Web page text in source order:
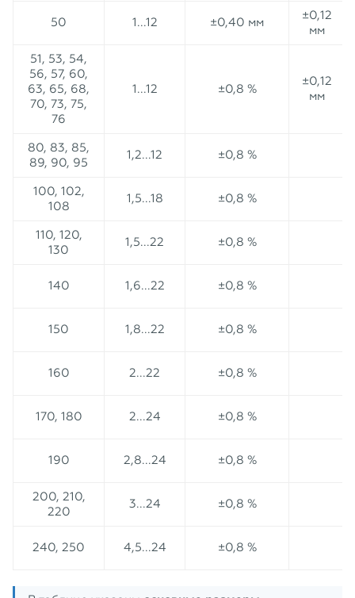
50 1...12 ±0,40 мм
±0,12
мм
51, 53, 54,
56, 57, 60,
63, 65, 68,
70, 73, 75,
76
1...12 ±0,8 %
±0,12
мм
80, 83, 85,
89, 90, 95
1,2...12 ±0,8 %
100, 102,
108
1,5...18 ±0,8 %
110, 120,
130
1,5...22 ±0,8 %
140 1,6...22 ±0,8 %
150 1,8...22 ±0,8 %
160 2...22 ±0,8 %
170, 180 2...24 ±0,8 %
190 2,8...24 ±0,8 %
200, 210,
220
3...24 ±0,8 %
240, 250 4,5...24 ±0,8 %